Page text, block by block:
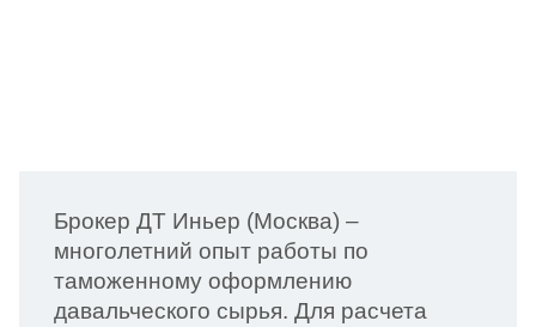
Брокер ДТ Иньер (Москва) –
многолетний опыт работы по
таможенному оформлению
давальческого сырья. Для расчета